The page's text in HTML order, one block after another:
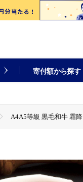
寄付額から探す
A4A5等級 黒毛和牛 霜